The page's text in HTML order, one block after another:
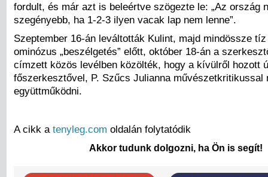
fordult, és már azt is beleértve szögezte le: „Az ország
szegényebb, ha 1-2-3 ilyen vacak lap nem lenne”.
Szeptember 16-án leváltották Kulint, majd mindössze
ominózus „beszélgetés” előtt, október 18-án a
címzett közös levélben közölték, hogy a kívülről hozott
főszerkesztővel, P. Szűcs Julianna művészetkritikussal
együttműködni.
A cikk a tenyleg.com oldalán folytatódik
Akkor tudunk dolgozni, ha Ön is segít!